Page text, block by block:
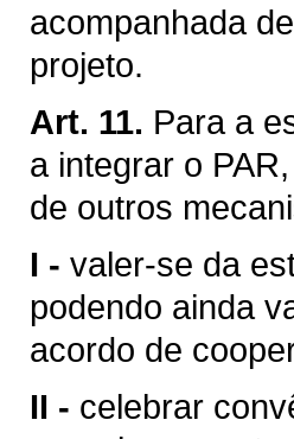
acompanhada
projeto.
Art. 11. Para a
a integrar o
de outros
I - valer-se da
podendo ainda
acordo de
II - celebrar